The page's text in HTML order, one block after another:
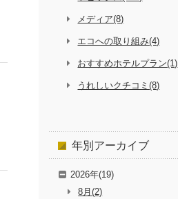
メディア(8)
エコへの取り組み(4)
おすすめホテルプラン(1)
うれしいクチコミ(8)
年別アーカイブ
2026年(19)
8月(2)